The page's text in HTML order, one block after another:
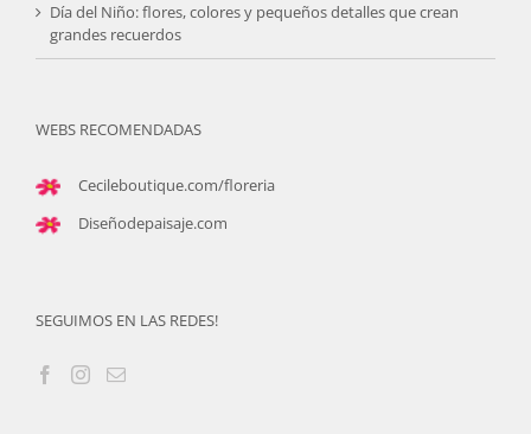
Día del Niño: flores, colores y pequeños detalles que crean
grandes recuerdos
WEBS RECOMENDADAS
Cecileboutique.com/floreria
Diseñodepaisaje.com
SEGUIMOS EN LAS REDES!